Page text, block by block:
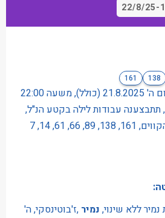
-
22/8/25
138
161
מיום ג' 19.8.2025 ועד יום ה' 21.8.2025 (כולל), משעה 22:00
תתבצענה עבודות לילה בקטע הנ"ל,
ויחולו שינויים במסלולי הקווים, 161, 138, 89, 66, 61, 14, 7
ללא שינוי, נמיר ,ז'בוטינסקי, ה'